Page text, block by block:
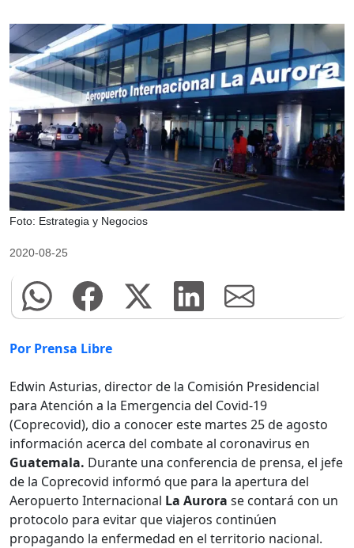
Foto: Estrategia y Negocios
2020-08-25
Por Prensa Libre
Edwin Asturias, director de la Comisión Presidencial
para Atención a la Emergencia del Covid-19
(Coprecovid), dio a conocer este martes 25 de agosto
información acerca del combate al coronavirus en
Guatemala. Durante una conferencia de prensa, el jefe
de la Coprecovid informó que para la apertura del
Aeropuerto Internacional La Aurora se contará con un
protocolo para evitar que viajeros continúen
propagando la enfermedad en el territorio nacional.